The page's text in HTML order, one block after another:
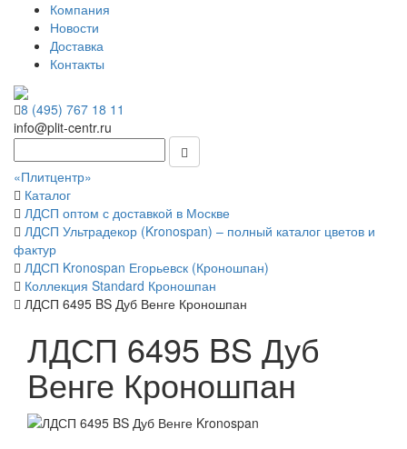
Компания
Новости
Доставка
Контакты
8 (495) 767 18 11
info@plit-centr.ru
«Плитцентр»
Каталог
ЛДСП оптом с доставкой в Москве
ЛДСП Ультрадекор (Kronospan) – полный каталог цветов и
фактур
ЛДСП Kronospan Егорьевск (Кроношпан)
Коллекция Standard Кроношпан
ЛДСП 6495 BS Дуб Венге Кроношпан
ЛДСП 6495 BS Дуб
Венге Кроношпан